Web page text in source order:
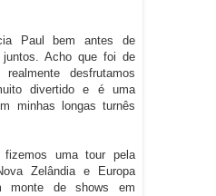
Paul bem antes de
Acho que foi de
desfrutamos
divertido e é uma
minhas longas turnês
uma tour pela
Zelândia e Europa
monte de shows em